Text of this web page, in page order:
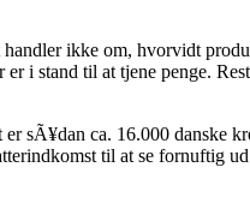
handler ikke om, hvorvidt
i stand til at tjene penge.
sÃ¥dan ca. 16.000 danske
til at se fornuftig